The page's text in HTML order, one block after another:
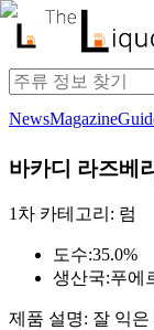
NewsMagazine
바카디 라즈베리
1차 카테고리: 럼
도수:35.0%
생산국:푸에
제품 설명: 잘 익은